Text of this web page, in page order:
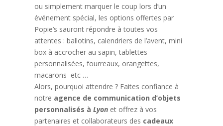
ou simplement marquer le coup lors d’un
événement spécial, les options offertes par
Popie’s sauront répondre à toutes vos
attentes : ballotins, calendriers de l’avent, mini
box à accrocher au sapin, tablettes
personnalisées, fourreaux, orangettes,
macarons etc …
Alors, pourquoi attendre ? Faites confiance à
notre agence de communication d’objets
personnalisés à Lyon et offrez à vos
partenaires et collaborateurs des cadeaux